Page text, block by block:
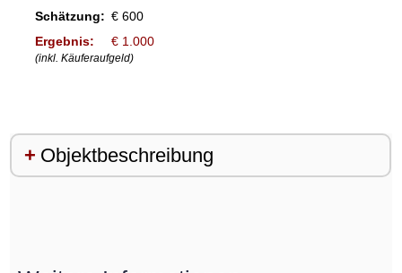
Schätzung: € 600
Ergebnis:
€ 1.000
(inkl. Käuferaufgeld)
Objektbeschreibung